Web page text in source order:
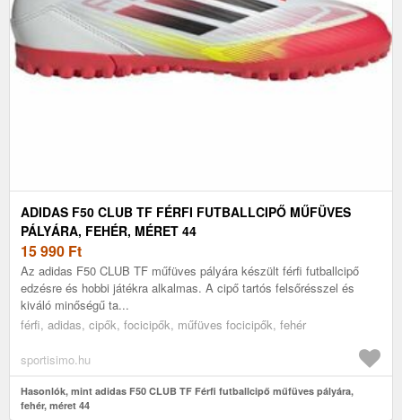
ADIDAS F50 CLUB TF FÉRFI FUTBALLCIPŐ MŰFÜVES
PÁLYÁRA, FEHÉR, MÉRET 44
15 990 Ft
Az adidas F50 CLUB TF műfüves pályára készült férfi futballcipő
edzésre és hobbi játékra alkalmas. A cipő tartós felsőrésszel és
kiváló minőségű ta...
férfi, adidas, cipők, focicipők, műfüves focicipők, fehér
sportisimo.hu
Hasonlók, mint adidas F50 CLUB TF Férfi futballcipő műfüves pályára,
fehér, méret 44